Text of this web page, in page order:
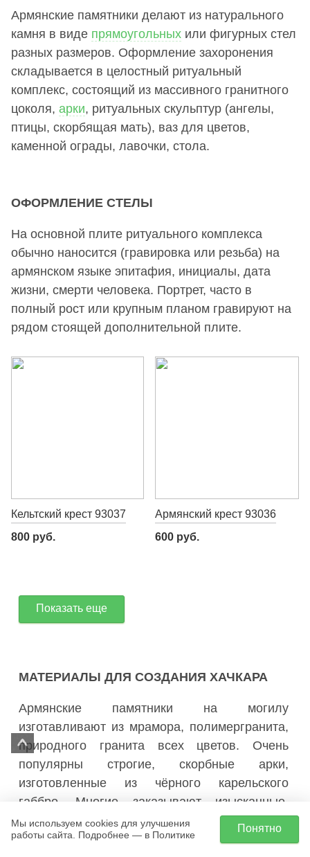
Армянские памятники делают из натурального
камня в виде прямоугольных или фигурных стел
разных размеров. Оформление захоронения
складывается в целостный ритуальный
комплекс, состоящий из массивного гранитного
цоколя, арки, ритуальных скульптур (ангелы,
птицы, скорбящая мать), ваз для цветов,
каменной ограды, лавочки, стола.
ОФОРМЛЕНИЕ СТЕЛЫ
На основной плите ритуального комплекса
обычно наносится (гравировка или резьба) на
армянском языке эпитафия, инициалы, дата
жизни, смерти человека. Портрет, часто в
полный рост или крупным планом гравируют на
рядом стоящей дополнительной плите.
Кельтский крест 93037
800 руб.
Армянский крест 93036
600 руб.
Показать еще
МАТЕРИАЛЫ ДЛЯ СОЗДАНИЯ ХАЧКАРА
Армянские памятники на могилу
изготавливают из мрамора, полимергранита,
природного гранита всех цветов. Очень
популярны строгие, скорбные арки,
изготовленные из чёрного карельского
габбро. Многие заказывают изысканные,
сложные комбинированные конструкции,
выполненные из нескольких видов гранита
Мы используем cookies для улучшения
работы сайта. Подробнее — в Политике
Понятно